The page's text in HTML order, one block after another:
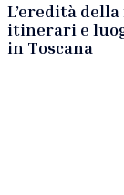
L’eredità
itinerari e
in Toscana